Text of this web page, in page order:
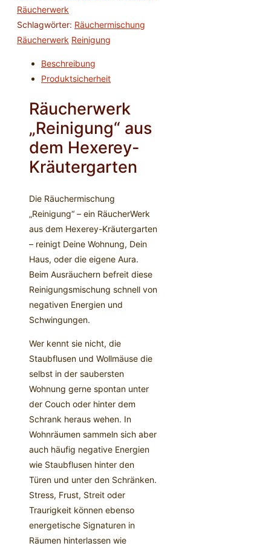
Räucherwerk
Schlagwörter: Räuchermischung
Räucherwerk Reinigung
Beschreibung
Produktsicherheit
Räucherwerk
„Reinigung“ aus
dem Hexerey-
Kräutergarten
Die Räuchermischung
„Reinigung“ – ein RäucherWerk
aus dem Hexerey-Kräutergarten
– reinigt Deine Wohnung, Dein
Haus, oder die eigene Aura.
Beim Ausräuchern befreit diese
Reinigungsmischung schnell von
negativen Energien und
Schwingungen.
Wer kennt sie nicht, die
Staubflusen und Wollmäuse die
selbst in der saubersten
Wohnung gerne spontan unter
der Couch oder hinter dem
Schrank heraus wehen. In
Wohnräumen sammeln sich aber
auch häufig negative Energien
wie Staubflusen hinter den
Türen und unter den Schränken.
Stress, Frust, Streit oder
Traurigkeit können ebenso
energetische Signaturen in
Räumen hinterlassen wie